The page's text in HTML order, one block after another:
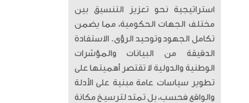
استراتيجية نحو تعزيز التنسيق بين
مختلف الجهات الحكومية، مما يضمن
تكامل الجهود وتوحيد الرؤى. الاستفادة
الدقيقة من البيانات والمؤشرات
الوطنية والدولية لا تقتصر أهميتها على
تطوير سياسات عامة مبنية على الأدلة
والواقع فحسب، بل تمتد لترسيخ مكانة